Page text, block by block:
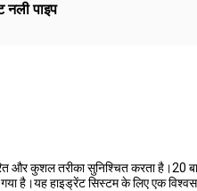
पाइप
कुशल तरीका सुनिश्चित करता है।20
है।यह हाइड्रेंट सिस्टम के लिए एक